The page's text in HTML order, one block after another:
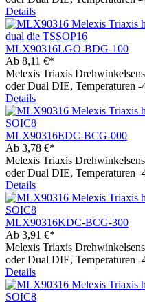
Details
MLX90316LGO-BDG-100
Ab 8,11 €*
Melexis Triaxis
oder Dual DIE, Temperaturen -
Details
MLX90316EDC-BCG-000
Ab 3,78 €*
Melexis Triaxis
oder Dual DIE, Temperaturen -
Details
MLX90316KDC-BCG-300
Ab 3,91 €*
Melexis Triaxis
oder Dual DIE, Temperaturen -
Details